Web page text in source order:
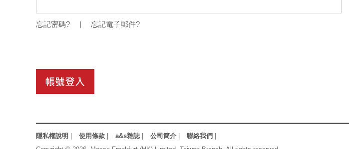
忘記密碼? | 忘記電子郵件?
隱私權說明 使用條款 a&s雜誌| 公司簡介 聯絡我們